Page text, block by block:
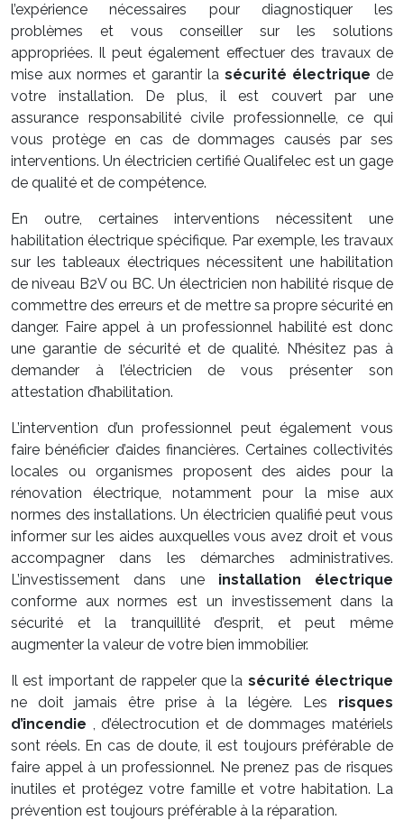
l’expérience nécessaires pour diagnostiquer les
problèmes et vous conseiller sur les solutions
appropriées. Il peut également effectuer des travaux de
mise aux normes et garantir la sécurité électrique de
votre installation. De plus, il est couvert par une
assurance responsabilité civile professionnelle, ce qui
vous protège en cas de dommages causés par ses
interventions. Un électricien certifié Qualifelec est un gage
de qualité et de compétence.
En outre, certaines interventions nécessitent une
habilitation électrique spécifique. Par exemple, les travaux
sur les tableaux électriques nécessitent une habilitation
de niveau B2V ou BC. Un électricien non habilité risque de
commettre des erreurs et de mettre sa propre sécurité en
danger. Faire appel à un professionnel habilité est donc
une garantie de sécurité et de qualité. N’hésitez pas à
demander à l’électricien de vous présenter son
attestation d’habilitation.
L’intervention d’un professionnel peut également vous
faire bénéficier d’aides financières. Certaines collectivités
locales ou organismes proposent des aides pour la
rénovation électrique, notamment pour la mise aux
normes des installations. Un électricien qualifié peut vous
informer sur les aides auxquelles vous avez droit et vous
accompagner dans les démarches administratives.
L’investissement dans une installation électrique
conforme aux normes est un investissement dans la
sécurité et la tranquillité d’esprit, et peut même
augmenter la valeur de votre bien immobilier.
Il est important de rappeler que la sécurité électrique
ne doit jamais être prise à la légère. Les risques
d’incendie , d’électrocution et de dommages matériels
sont réels. En cas de doute, il est toujours préférable de
faire appel à un professionnel. Ne prenez pas de risques
inutiles et protégez votre famille et votre habitation. La
prévention est toujours préférable à la réparation.